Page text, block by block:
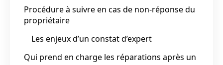
Procédure à suivre en cas de non-réponse du
propriétaire
Les enjeux d’un constat d’expert
Qui prend en charge les réparations après un